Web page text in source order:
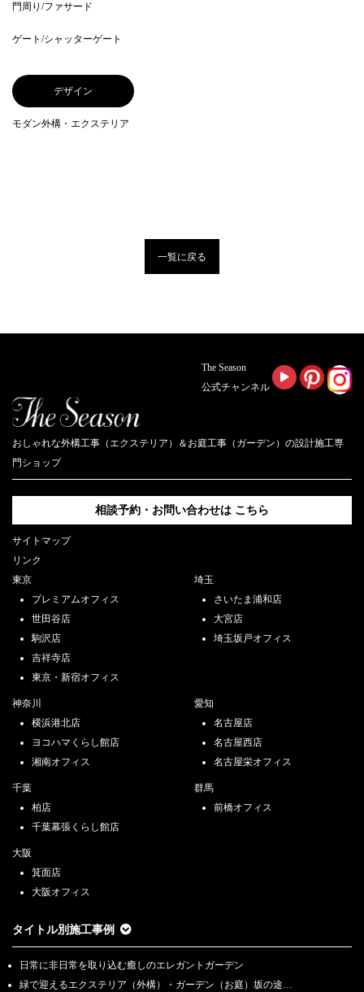
門周り/ファサード
ゲート/シャッターゲート
デザイン
モダン外構・エクステリア
一覧に戻る
The Season
公式チャンネル
おしゃれな外構工事（エクステリア）＆お庭工事（ガーデン）の設計施工専
門ショップ
相談予約・お問い合わせは こちら
サイトマップ
リンク
東京
プレミアムオフィス
世田谷店
駒沢店
吉祥寺店
東京・新宿オフィス
千葉
柏店
千葉幕張くらし館店
群馬
前橋オフィス
愛知
名古屋店
名古屋西店
名古屋栄オフィス
神奈川
横浜港北店
ヨコハマくらし館店
湘南オフィス
埼玉
さいたま浦和店
大宮店
埼玉坂戸オフィス
大阪
箕面店
大阪オフィス
タイトル別施工事例
日常に非日常を取り込む癒しのエレガントガーデン
緑で迎えるエクステリア（外構）・ガーデン（お庭）坂の途…